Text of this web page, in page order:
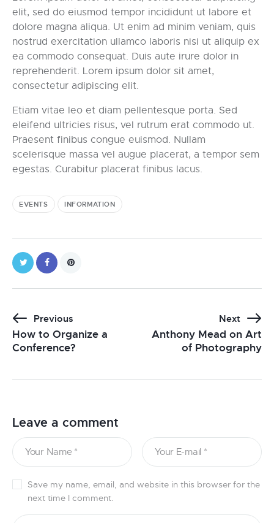
elit, sed do eiusmod tempor incididunt ut labore et
dolore magna aliqua. Ut enim ad minim veniam, quis
nostrud exercitation ullamco laboris nisi ut aliquip ex
ea commodo consequat. Duis aute irure dolor in
reprehenderit. Lorem ipsum dolor sit amet,
consectetur adipiscing elit.
Etiam vitae leo et diam pellentesque porta. Sed
eleifend ultricies risus, vel rutrum erat commodo ut.
Praesent finibus congue euismod. Nullam
scelerisque massa vel augue placerat, a tempor sem
egestas. Curabitur placerat finibus lacus.
EVENTS INFORMATION
Previous
How to Organize a
Conference?
Next
Anthony Mead on Art
of Photography
Leave a comment
Save my name, email, and website in this browser for the
next time I comment.